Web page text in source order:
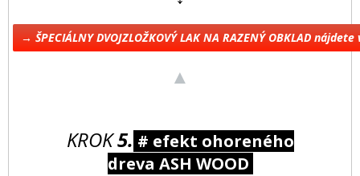
→ ŠPECIÁLNY DVOJZLOŽKOVÝ LAK NA RAZENÝ OBKLAD
▲
KROK5. # efekt ohoreného
dreva ASH WOOD